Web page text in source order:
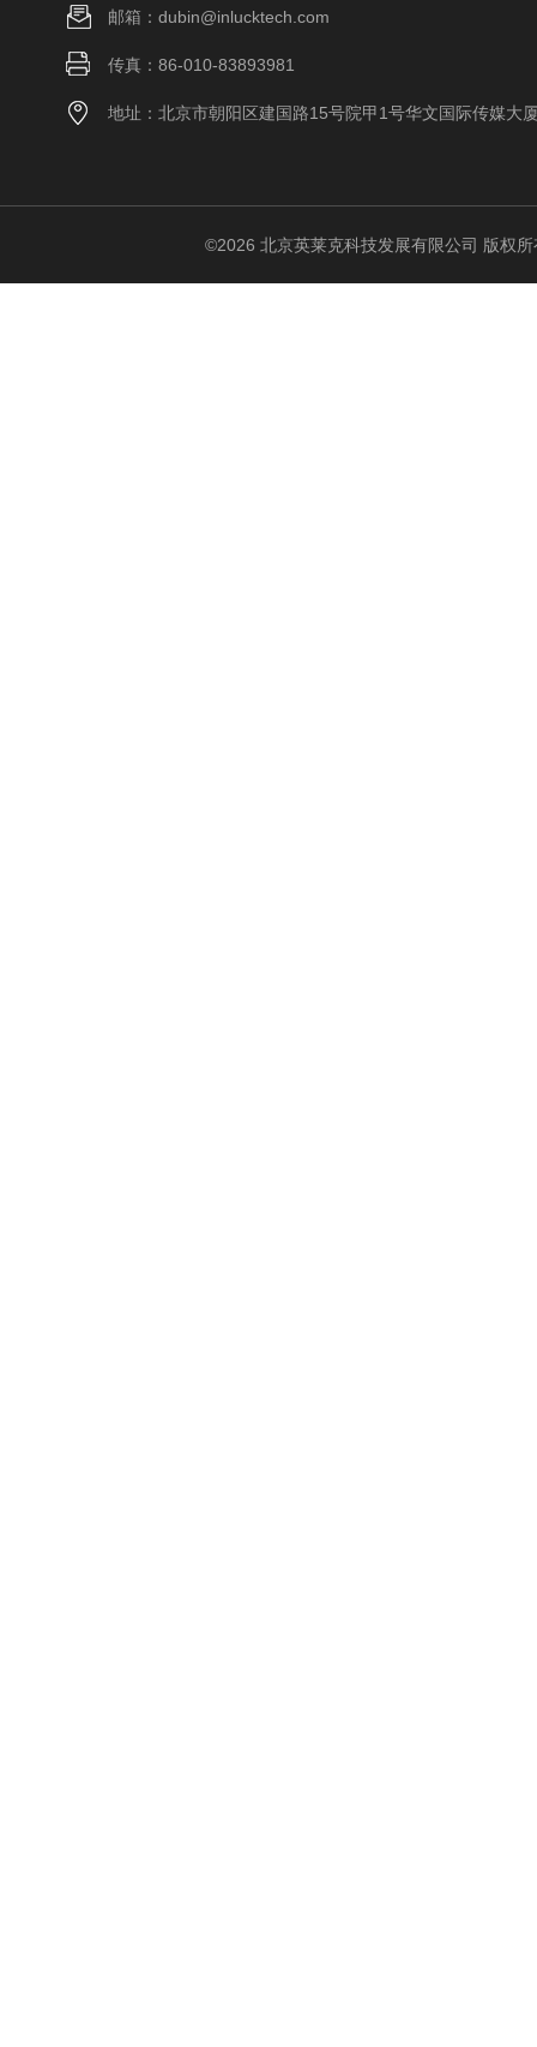
邮箱：dubin@inlucktech.com
传真：86-010-83893981
地址：北京市朝阳区建国路15号院甲1号华文国际传媒大
©2026 北京英莱克科技发展有限公司 版